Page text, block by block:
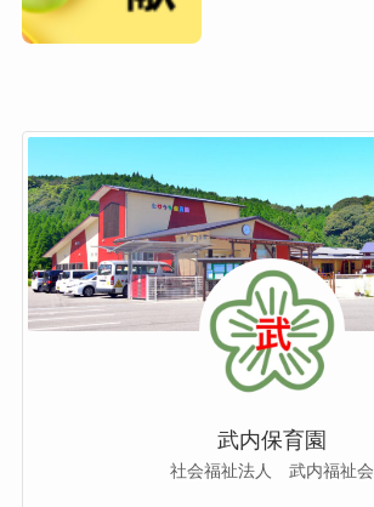
武内保育園
社会福祉法人 武内福祉会